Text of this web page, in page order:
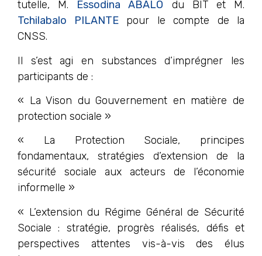
tutelle, M. Essodina ABALO du BIT et M.
Tchilabalo PILANTEpour le compte de la
CNSS.
Il s’est agi en substances d’imprégner les
participants de :
« La Vison du Gouvernement en matière de
protection sociale »
« La Protection Sociale, principes
fondamentaux, stratégies d’extension de la
sécurité sociale aux acteurs de l’économie
informelle »
« L’extension du Régime Général de Sécurité
Sociale : stratégie, progrès réalisés, défis et
perspectives attentes vis-à-vis des élus